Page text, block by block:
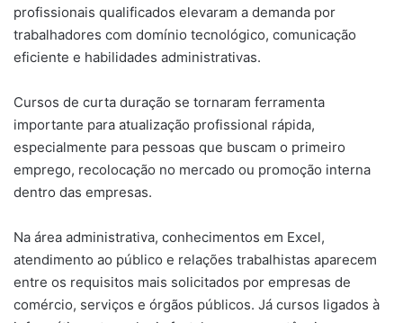
profissionais qualificados elevaram a demanda por
trabalhadores com domínio tecnológico, comunicação
eficiente e habilidades administrativas.
Cursos de curta duração se tornaram ferramenta
importante para atualização profissional rápida,
especialmente para pessoas que buscam o primeiro
emprego, recolocação no mercado ou promoção interna
dentro das empresas.
Na área administrativa, conhecimentos em Excel,
atendimento ao público e relações trabalhistas aparecem
entre os requisitos mais solicitados por empresas de
comércio, serviços e órgãos públicos. Já cursos ligados à